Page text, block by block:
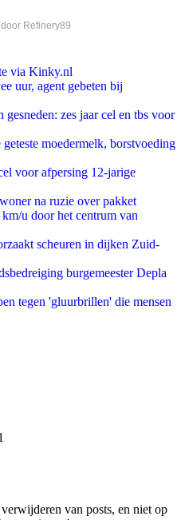
Refinery89
via Kinky.nl
uur, agent gebeten bij
gesneden: zes jaar cel en tbs voor
moedermelk, borstvoeding
voor afpersing 12-jarige
na ruzie over pakket
u door het centrum van
scheuren in dijken Zuid-
burgemeester Depla
tegen 'gluurbrillen' die mensen
van posts, en niet op